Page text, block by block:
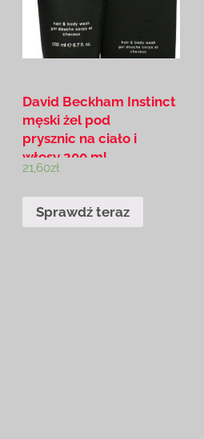
David Beckham Instinct
męski żel pod
prysznic na ciało i
włosy 200 ml
21,60zł
Sprawdź teraz